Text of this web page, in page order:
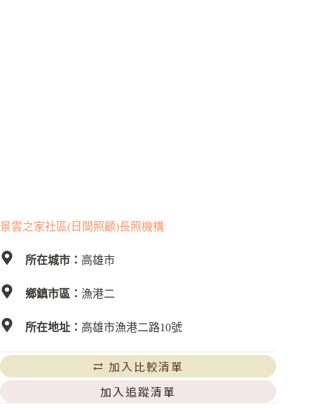
景雲之家社區(日間照顧)長照機構
所在城市： 高雄市
鄉鎮市區： 漁港二
所在地址： 高雄市漁港二路10號
加入比較清單
加入追蹤清單